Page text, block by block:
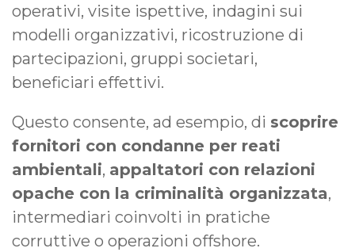
operativi, visite ispettive, indagini sui
modelli organizzativi, ricostruzione di
partecipazioni, gruppi societari,
beneficiari effettivi.
Questo consente, ad esempio, di scoprire
fornitori con condanne per reati
ambientali, appaltatori con relazioni
opache con la criminalità organizzata,
intermediari coinvolti in pratiche
corruttive o operazioni offshore.